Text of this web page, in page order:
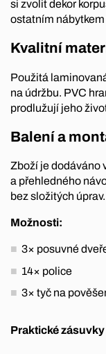
si zvolit dekor
ostatním
Kvalitní
Použitá
na údržbu. PVC
prodlužují jeho
Balení a
Zboží je dodáváno
a přehledného
bez složitých úprav.
Možnosti:
3× posuvné
14× police
3× tyč na
Praktické